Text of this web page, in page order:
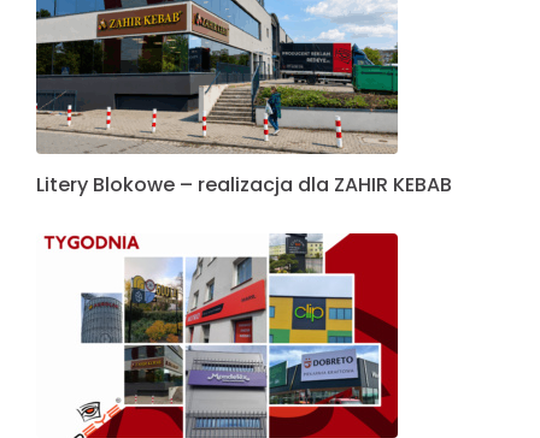
Litery Blokowe – realizacja dla ZAHIR KEBAB